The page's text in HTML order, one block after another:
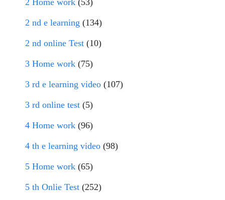
2 Home work (53)
2 nd e learning (134)
2 nd online Test (10)
3 Home work (75)
3 rd e learning video (107)
3 rd online test (5)
4 Home work (96)
4 th e learning video (98)
5 Home work (65)
5 th Onlie Test (252)